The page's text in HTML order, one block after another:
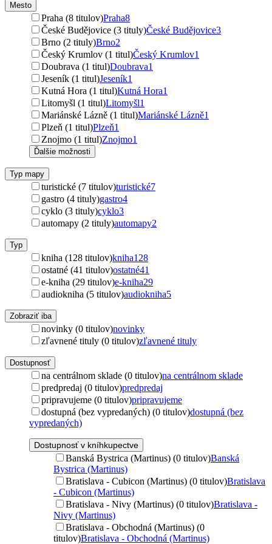
Mesto
Praha (8 titulov)Praha8
České Budějovice (3 tituly)České Budějovice3
Brno (2 tituly)Brno2
Český Krumlov (1 titul)Český Krumlov1
Doubrava (1 titul)Doubrava1
Jeseník (1 titul)Jeseník1
Kutná Hora (1 titul)Kutná Hora1
Litomyšl (1 titul)Litomyšl1
Mariánské Lázně (1 titul)Mariánské Lázně1
Plzeň (1 titul)Plzeň1
Znojmo (1 titul)Znojmo1
Ďalšie možnosti
Typ mapy
turistické (7 titulov)turistické7
gastro (4 tituly)gastro4
cyklo (3 tituly)cyklo3
automapy (2 tituly)automapy2
Typ
kniha (128 titulov)kniha128
ostatné (41 titulov)ostatné41
e-kniha (29 titulov)e-kniha29
audiokniha (5 titulov)audiokniha5
Zobraziť iba
novinky (0 titulov)novinky
zľavnené tituly (0 titulov)zľavnené tituly
Dostupnosť
na centrálnom sklade (0 titulov)na centrálnom sklade
predpredaj (0 titulov)predpredaj
pripravujeme (0 titulov)pripravujeme
dostupná (bez vypredaných) (0 titulov)dostupná (bez
vypredaných)
Dostupnosť v kníhkupectve
Banská Bystrica (Martinus) (0 titulov)Banská
Bystrica (Martinus)
Bratislava - Cubicon (Martinus) (0 titulov)Bratislava
- Cubicon (Martinus)
Bratislava - Nivy (Martinus) (0 titulov)Bratislava -
Nivy (Martinus)
Bratislava - Obchodná (Martinus) (0
titulov)Bratislava - Obchodná (Martinus)